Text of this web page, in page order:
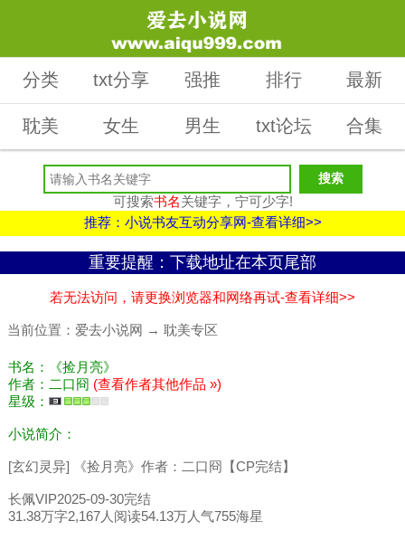
分类 txt分享 强推 排行 最新
耽美 女生 男生 txt论坛 合集
可搜索书名关键字，宁可少字!
推荐：小说书友互动分享网-查看详细>>
重要提醒：下载地址在本页尾部
若无法访问，请更换浏览器和网络再试-查看详细>>
当前位置： 爱去小说网 → 耽美专区
书名：《捡月亮》
作者：二口冏 (查看作者其他作品 »)
星级：
小说简介：
[玄幻灵异] 《捡月亮》作者：二口冏【CP完结】
长佩VIP2025-09-30完结
31.38万字2,167人阅读54.13万人气755海星